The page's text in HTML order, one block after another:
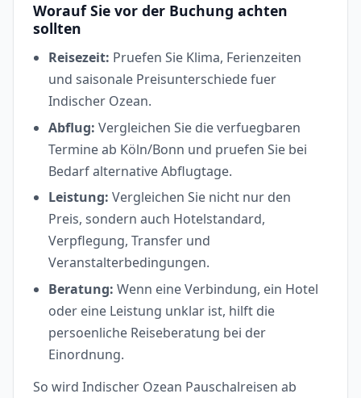
Worauf Sie vor der Buchung achten
sollten
Reisezeit: Pruefen Sie Klima, Ferienzeiten
und saisonale Preisunterschiede fuer
Indischer Ozean.
Abflug: Vergleichen Sie die verfuegbaren
Termine ab Köln/Bonn und pruefen Sie bei
Bedarf alternative Abflugtage.
Leistung: Vergleichen Sie nicht nur den
Preis, sondern auch Hotelstandard,
Verpflegung, Transfer und
Veranstalterbedingungen.
Beratung: Wenn eine Verbindung, ein Hotel
oder eine Leistung unklar ist, hilft die
persoenliche Reiseberatung bei der
Einordnung.
So wird Indischer Ozean Pauschalreisen ab